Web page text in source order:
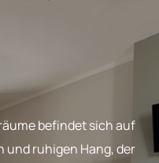
befindet sich auf
ruhigen Hang, der